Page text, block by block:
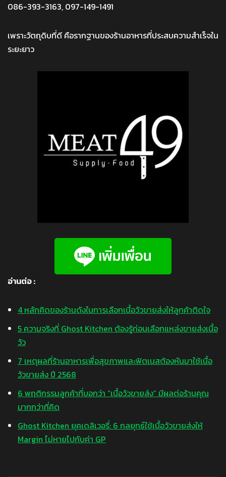
086-393-3163, 097-149-1491
เพราะวัตถุดิบที่ดี คือรากฐานของร้านอาหารที่ประสบความสำเร็จใน
ระยะยาว
อ่านต่อ :
4 หลักคิดของร้านดังในการเลือกเนื้อวัวขายส่งให้ลูกค้าติดใจ
5 ความจริงที่ Ghost Kitchen ต้องรู้ก่อนเลือกแหล่งขายส่งเนื้อ
วัว
7 เหตุผลที่ร้านอาหารเพื่อสุขภาพและฟิตเนสต้องหันมาใช้เนื้อ
วัวขายส่ง ปี 2568
6 พฤติกรรมลูกค้าที่บอกว่า “เนื้อวัวขายส่ง” มีผลต่อร้านคุณ
มากกว่าที่คิด
Ghost Kitchen ยุคเดลิเวอรี่: 6 กลยุทธ์ใช้เนื้อวัวขายส่งให้
Margin ไม่หายไปกับค่า GP